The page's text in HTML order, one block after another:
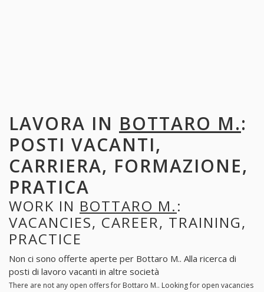
LAVORA IN BOTTARO M.:
POSTI VACANTI,
CARRIERA, FORMAZIONE,
PRATICA
WORK IN BOTTARO M.:
VACANCIES, CAREER, TRAINING,
PRACTICE
Non ci sono offerte aperte per Bottaro M.. Alla ricerca di
posti di lavoro vacanti in altre società
There are not any open offers for Bottaro M.. Looking for open vacancies